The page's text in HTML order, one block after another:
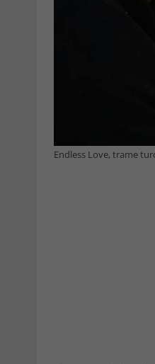
Endless Love, trame